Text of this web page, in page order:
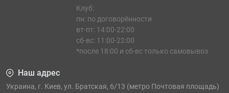
Клуб:
пн: по договорённости
вт-пт: 14:00-22:00
сб-вс: 11:00-22:00
*после 18:00 и сб-вс только самовывоз
Наш адрес
Украина, г. Киев, ул. Братская, 6/13 (метро Почтовая площадь)